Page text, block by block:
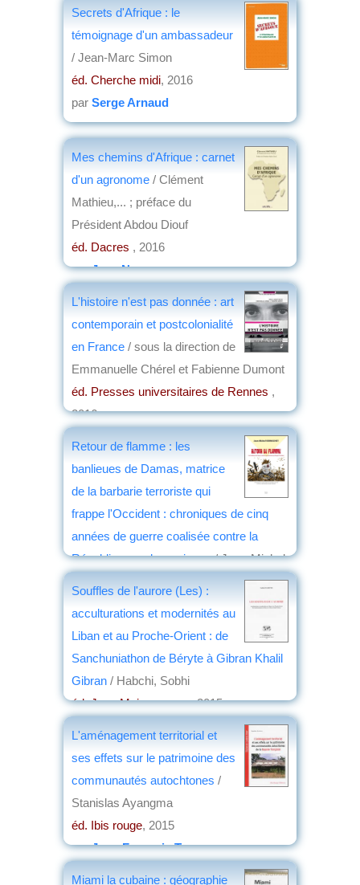
Secrets d'Afrique : le
témoignage d'un ambassadeur
/ Jean-Marc Simon
éd. Cherche midi, 2016
par Serge Arnaud
Mes chemins d'Afrique : carnet
d'un agronome / Clément
Mathieu,... ; préface du
Président Abdou Diouf
éd. Dacres , 2016
parJean Nemo
L'histoire n'est pas donnée : art
contemporain et postcolonialité
en France / sous la direction de
Emmanuelle Chérel et Fabienne Dumont
éd. Presses universitaires de Rennes ,
2016
Retour de flamme : les
banlieues de Damas, matrice
de la barbarie terroriste qui
frappe l'Occident : chroniques de cinq
années de guerre coalisée contre la
République arabe syrienne/ Jean-Michel
Souffles de l'aurore (Les) :
acculturations et modernités au
Liban et au Proche-Orient : de
Sanchuniathon de Béryte à Gibran Khalil
Gibran / Habchi, Sobhi
éd. Jean Maisonneuve, 2015
L'aménagement territorial et
ses effets sur le patrimoine des
communautés autochtones /
Stanislas Ayangma
éd. Ibis rouge, 2015
parJean-François Turenne
Miami la cubaine : géographie